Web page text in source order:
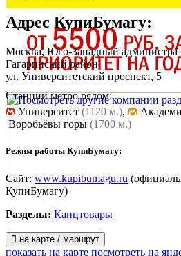
Адрес КупиБумагу:
Москва, Юго-Западный
Гагаринский район
ул. Университетский проспект, 5
Станции метро рядом:
Университет (1120 м.),
Воробьёвы горы (1700 м.)
Режим работы КупиБумагу:
Сайт: www.kupibumagu.ru
КупиБумагу)
Разделы: Канцтовары
на карте / маршрут
показать на карте посмотреть на